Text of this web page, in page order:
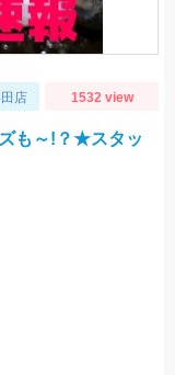
店 1532 view
も～!？★スタッ